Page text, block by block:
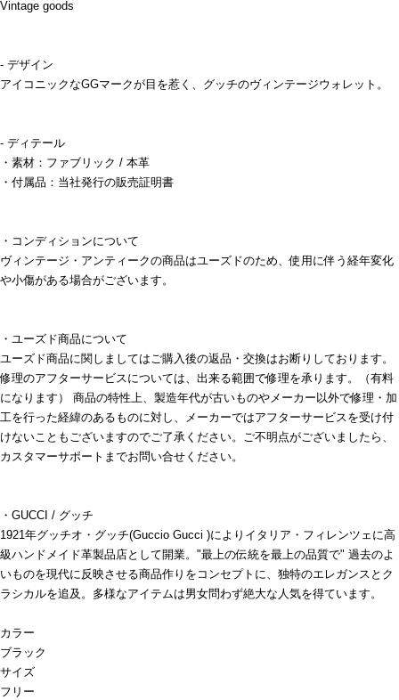
Vintage goods
- デザイン
アイコニックなGGマークが目を惹く、グッチのヴィンテージウォレット。
- ディテール
・素材：ファブリック / 本革
・付属品：当社発行の販売証明書
・コンディションについて
ヴィンテージ・アンティークの商品はユーズドのため、使用に伴う経年変化
や小傷がある場合がございます。
・ユーズド商品について
ユーズド商品に関しましてはご購入後の返品・交換はお断りしております。
修理のアフターサービスについては、出来る範囲で修理を承ります。（有料
になります） 商品の特性上、製造年代が古いものやメーカー以外で修理・加
工を行った経緯のあるものに対し、メーカーではアフターサービスを受け付
けないこともございますのでご了承ください。ご不明点がございましたら、
カスタマーサポートまでお問い合せください。
・GUCCI / グッチ
1921年グッチオ・グッチ(Guccio Gucci )によりイタリア・フィレンツェに高
級ハンドメイド革製品店として開業。"最上の伝統を最上の品質で" 過去のよ
いものを現代に反映させる商品作りをコンセプトに、独特のエレガンスとク
ラシカルを追及。多様なアイテムは男女問わず絶大な人気を得ています。
カラー
ブラック
サイズ
フリー